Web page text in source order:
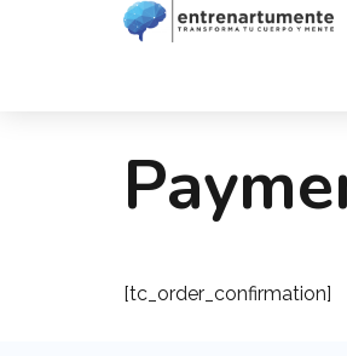
[tc_order_confirmation]